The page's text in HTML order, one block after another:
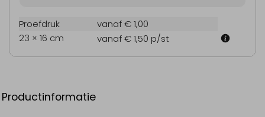
Proefdruk
vanaf € 1,00
23 × 16 cm
vanaf € 1,50 p/st
Productinformatie